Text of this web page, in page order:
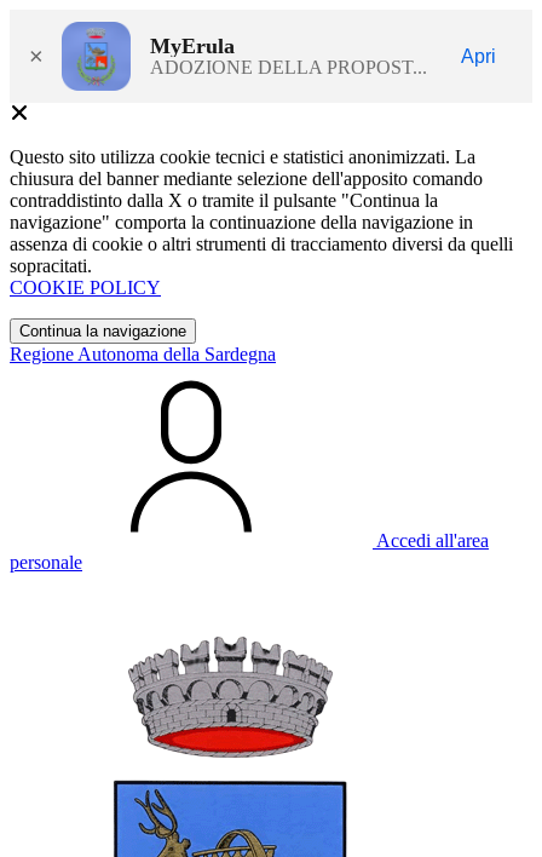
× MyErula
ADOZIONE DELLA PROPOST...
Apri
Questo sito utilizza cookie tecnici e statistici anonimizzati. La
chiusura del banner mediante selezione dell'apposito comando
contraddistinto dalla X o tramite il pulsante "Continua la
navigazione" comporta la continuazione della navigazione in
assenza di cookie o altri strumenti di tracciamento diversi da quelli
sopracitati.
COOKIE POLICY
Continua la navigazione
Regione Autonoma della Sardegna
Accedi all'area
personale